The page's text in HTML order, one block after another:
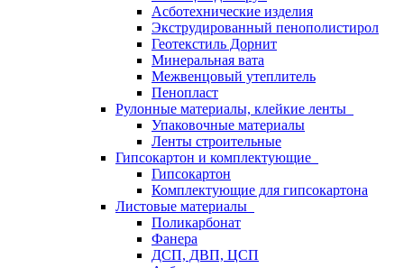
Асботехнические изделия
Экструдированный пенополистирол
Геотекстиль Дорнит
Минеральная вата
Межвенцовый утеплитель
Пенопласт
Рулонные материалы, клейкие ленты
Упаковочные материалы
Ленты строительные
Гипсокартон и комплектующие
Гипсокартон
Комплектующие для гипсокартона
Листовые материалы
Поликарбонат
Фанера
ДСП, ДВП, ЦСП